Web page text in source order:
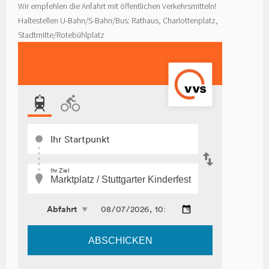
Wir empfehlen die Anfahrt mit öffentlichen Verkehrsmitteln!
Haltestellen U-Bahn/S-Bahn/Bus: Rathaus, Charlottenplatz,
Stadtmitte/Rotebühlplatz